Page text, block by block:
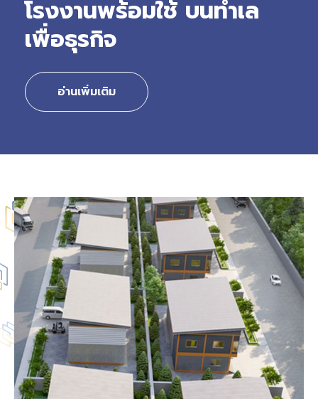
โรงงานพร้อมใช้ บนทำเล
เพื่อธุรกิจ
อ่านเพิ่มเติม